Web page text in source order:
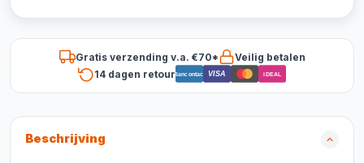
Gratis verzending v.a. €70*
Veilig betalen
14 dagen retourBancontact VISA iDEAL
Beschrijving